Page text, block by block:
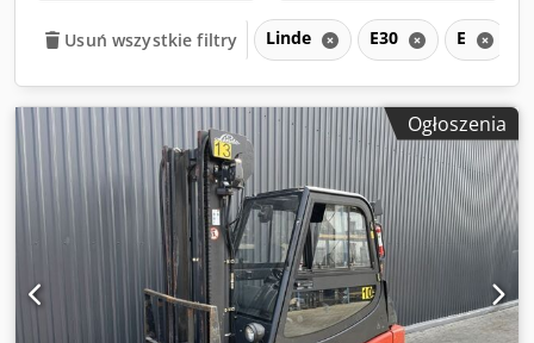
Usuń wszystkie filtry Linde E30 E
Ogłoszenia